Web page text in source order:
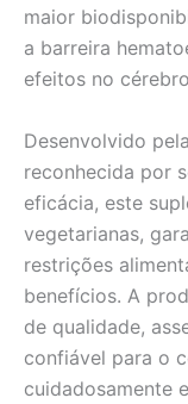
maior
a barreira
efeitos no
Desenvolvido
reconhecida por
eficácia, este
vegetarianas,
restrições
benefícios. A
de qualidade,
confiável para o
cuidadosamente